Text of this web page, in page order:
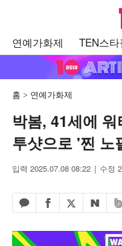
연예가화제 TEN스
홈 연예가화제
박봄, 41세에
투샷으로 '찐 노
입력 2025.07.08 08:22 수정
카카오톡 공유하기
페이스북 공유하기
엑스 공유하기
네이버